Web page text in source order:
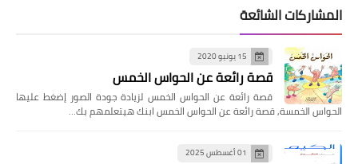
المشاركات الشائعة
15 يونيو 2020
قصة رائعة عن الحواس الخمس
قصة رائعة عن الحواس الخمس لزيادة جودة الصور إضغط عليها
الحواس الخمسة, قصة رائعة عن الحواس الخمس ابنك هيتعلمهم بك…
01 أغسطس 2025